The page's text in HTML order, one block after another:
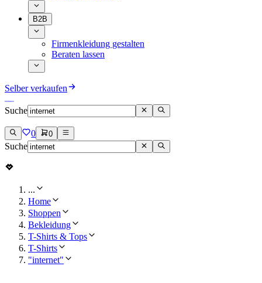
B2B
Firmenkleidung gestalten
Beraten lassen
Selber verkaufen
Suche
0 0
Suche
...
Home
Shoppen
Bekleidung
T-Shirts & Tops
T-Shirts
"internet"